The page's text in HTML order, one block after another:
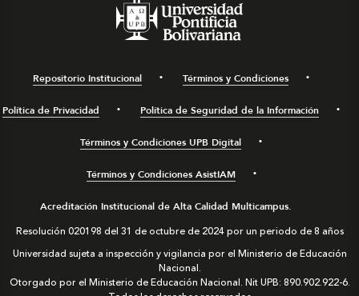
Repositorio Institucional Términos y Condiciones
Política de Privacidad Política de Seguridad de la Información
Términos y Condiciones UPB Digital
Términos y Condiciones AsistIAM
Acreditación Institucional de Alta Calidad Multicampus.
Resolución 020198 del 31 de octubre de 2024 por un periodo de 8 años
Universidad sujeta a inspección y vigilancia por el Ministerio de Educación
Nacional.
Otorgado por el Ministerio de Educación Nacional. Nit UPB: 890.902.922-6.